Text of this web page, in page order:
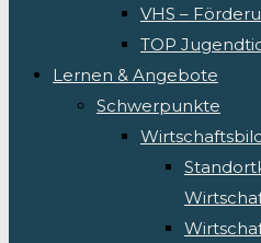
VHS –
TOP
Lernen & Angebote
Schwerpunkte